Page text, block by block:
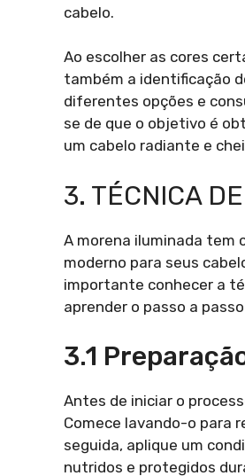
cabelo.
Ao escolher as cores
também a identificação
diferentes opções e
se de que o objetivo é
um cabelo radiante e
3. TÉCNICA
A morena iluminada tem
moderno para seus
importante conhecer a
aprender o passo a
3.1
Antes de iniciar o
Comece lavando-o para
seguida, aplique um
nutridos e protegidos